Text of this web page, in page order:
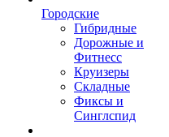
Городские
Гибридные
Дорожные и
Фитнесс
Круизеры
Складные
Фиксы и
Синглспид